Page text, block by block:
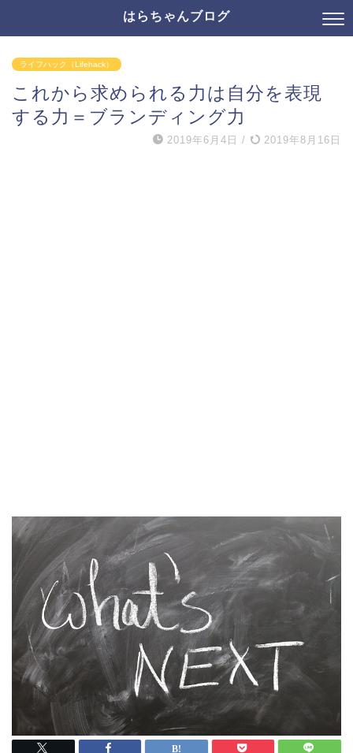
はらちゃんブログ
ライフハック（Lifehack）
これから求められる力は自分を表現
する力＝ブランディング力
2019年6月4日 / 2019年8月16日